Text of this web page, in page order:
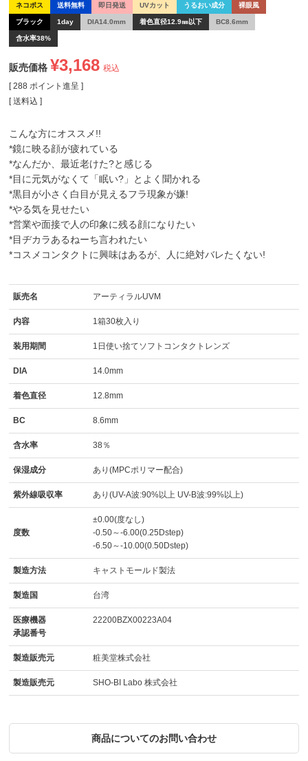
ネコポス 送料無料 即日発送 UVカット うるおい成分 裸眼風
ブラック 1day DIA14.0mm 着色直径12.9㎜以下 BC8.6mm
含水率38%
販売価格 ¥3,168 税込
[ 288 ポイント進呈 ]
送料込
こんな方にオススメ!!
*鏡に映る顔が疲れている
*なんだか、最近老けた?と感じる
*目に元気がなくて「眠い?」とよく聞かれる
*黒目が小さく白目が見えるフラ現象が嫌!
*やる気を見せたい
*営業や面接で人の印象に残る顔になりたい
*目ヂカラあるねーち言われたい
*コスメコンタクトに興味はあるが、人に絶対バレたくない!
販売名 アーティラルUVM
内容 1箱30枚入り
装用期間 1日使い捨てソフトコンタクトレンズ
DIA 14.0mm
着色直径 12.8mm
BC 8.6mm
含水率 38％
保湿成分 あり(MPCポリマー配合)
紫外線吸収率 あり(UV-A波:90%以上 UV-B波:99%以上)
度数
±0.00(度なし)
-0.50～-6.00(0.25Dstep)
-6.50～-10.00(0.50Dstep)
製造方法 キャストモールド製法
製造国 台湾
医療機器
承認番号
22200BZX00223A04
製造販売元 粧美堂株式会社
製造販売元 SHO-BI Labo 株式会社
商品についてのお問い合わせ